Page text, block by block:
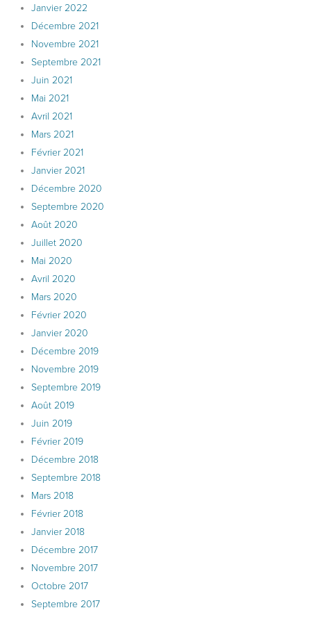
Janvier 2022
Décembre 2021
Novembre 2021
Septembre 2021
Juin 2021
Mai 2021
Avril 2021
Mars 2021
Février 2021
Janvier 2021
Décembre 2020
Septembre 2020
Août 2020
Juillet 2020
Mai 2020
Avril 2020
Mars 2020
Février 2020
Janvier 2020
Décembre 2019
Novembre 2019
Septembre 2019
Août 2019
Juin 2019
Février 2019
Décembre 2018
Septembre 2018
Mars 2018
Février 2018
Janvier 2018
Décembre 2017
Novembre 2017
Octobre 2017
Septembre 2017